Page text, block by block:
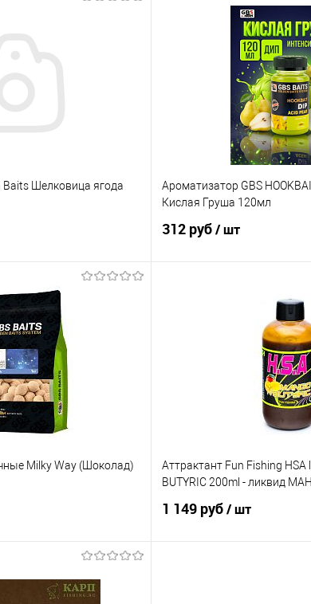
Шелковица ягода
корзину
Сравнение
В наличии
Ароматизатор GBS
Кислая Груша 120мл
312 руб/ шт
В
Milky Way (Шоколад)
Аттрактант Fun Fishing HSA
BUTYRIC 200ml - ликвид
1 149 руб/ шт